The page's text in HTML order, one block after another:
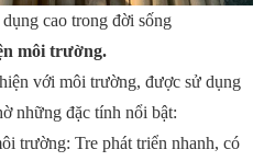
cao trong đời sống
môi trường.
với môi trường, được sử dụng
những đặc tính nổi bật:
trường: Tre phát triển nhanh, có